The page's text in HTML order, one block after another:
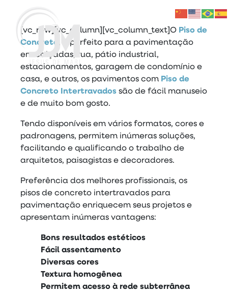
[vc_row][vc_column][vc_column_text]O Piso de
Concreto
, é perfeito para a pavimentação
em calçadas, rua, pátio industrial,
estacionamentos, garagem de condomínio e
casa, e outros, os pavimentos com Piso de
Concreto Intertravadossão de fácil manuseio
e de muito bom gosto.
Tendo disponíveis em vários formatos, cores e
padronagens, permitem inúmeras soluções,
facilitando e qualificando o trabalho de
arquitetos, paisagistas e decoradores.
Preferência dos melhores profissionais, os
pisos de concreto intertravados para
pavimentação enriquecem seus projetos e
apresentam inúmeras vantagens:
Bons resultados estéticos
Fácil assentamento
Diversas cores
Textura homogênea
Permitem acesso à rede subterrânea